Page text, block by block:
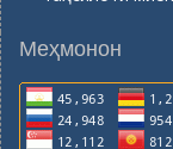
Меҳмонон